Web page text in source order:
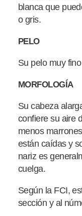
blanca que
o gris.
PELO
Su pelo muy
MORFOLOGÍA
Su cabeza
confiere su aire
menos
están caídas y
nariz es
cuelga.
Según la FCI,
sección y al